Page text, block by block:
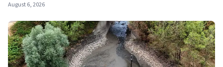
August 6, 2026